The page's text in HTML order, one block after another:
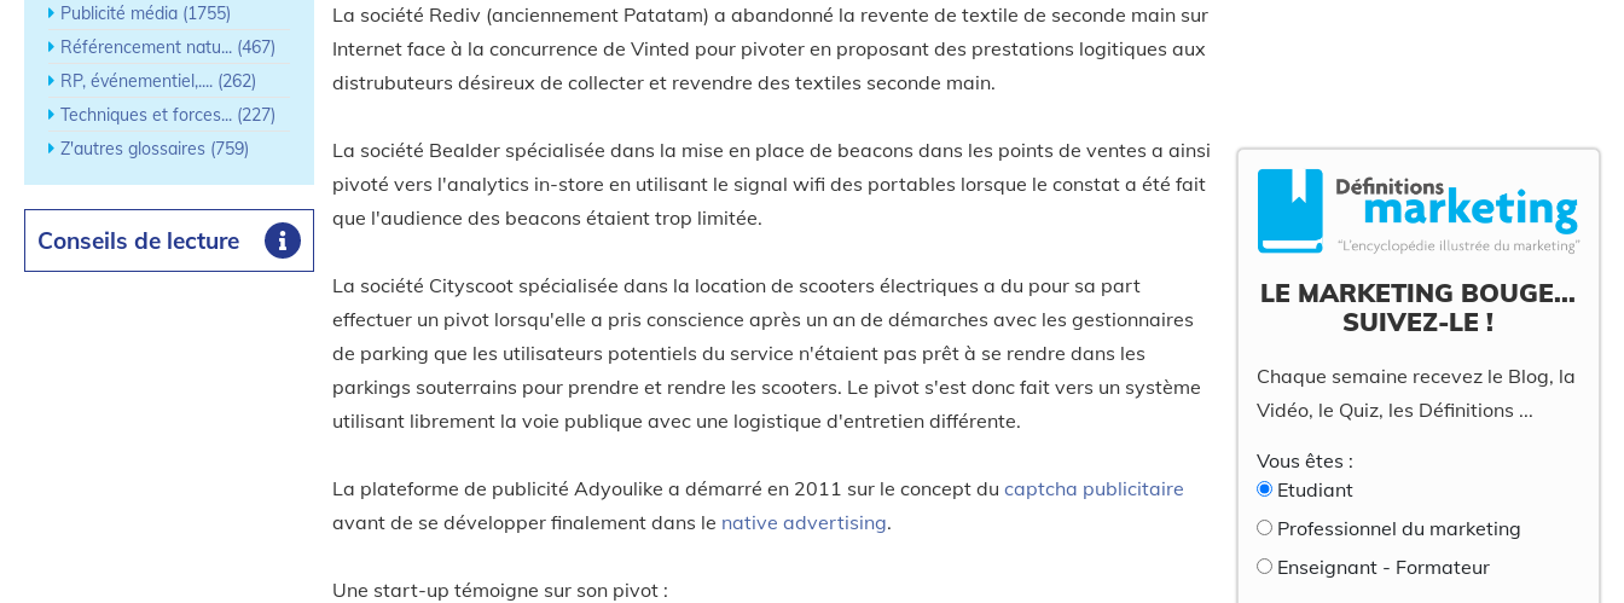
Publicité média (1755)
Référencement natu... (467)
RP, événementiel,.... (262)
Techniques et forces... (227)
Z'autres glossaires (759)
Conseils de lecture
La société Rediv (anciennement Patatam) a abandonné la revente de textile de seconde main sur
Internet face à la concurrence de Vinted pour pivoter en proposant des prestations logitiques aux
distrubuteurs désireux de collecter et revendre des textiles seconde main.
La société Bealder spécialisée dans la mise en place de beacons dans les points de ventes a ainsi
pivoté vers l'analytics in-store en utilisant le signal wifi des portables lorsque le constat a été fait
que l'audience des beacons étaient trop limitée.
La société Cityscoot spécialisée dans la location de scooters électriques a du pour sa part
effectuer un pivot lorsqu'elle a pris conscience après un an de démarches avec les gestionnaires
de parking que les utilisateurs potentiels du service n'étaient pas prêt à se rendre dans les
parkings souterrains pour prendre et rendre les scooters. Le pivot s'est donc fait vers un système
utilisant librement la voie publique avec une logistique d'entretien différente.
La plateforme de publicité Adyoulike a démarré en 2011 sur le concept du captcha publicitaire
avant de se développer finalement dans le native advertising.
Une start-up témoigne sur son pivot :
LE MARKETING BOUGE...
SUIVEZ-LE !
Chaque semaine recevez le Blog, la
Vidéo, le Quiz, les Définitions ...
Vous êtes :
Etudiant
Professionnel du marketing
Enseignant - Formateur